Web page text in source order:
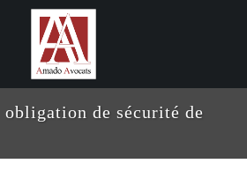
de sécurité de